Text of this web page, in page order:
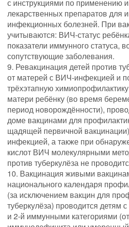
с инструкциями по применению
лекарственных препаратов для
инфекционных болезней. При
учитываются: ВИЧ-статус
показатели иммунного статуса,
сопутствующие заболевания.
9. Ревакцинация детей против
от матерей с ВИЧ-инфекцией и
трёхэтапную
матери ребёнку (во время
период новорождённости),
доме вакцинами для
щадящей первичной
инфекцией, а также при
кислот ВИЧ молекулярными
против туберкулёза не
10. Вакцинация живыми
национального календаря
(за исключением вакцин для
туберкулёза) проводится детям
и 2-й иммунными категориями